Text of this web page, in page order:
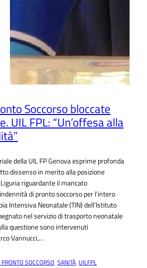
Soccorso bloccate
UIL FPL: “Un’offesa alla
della UIL FP Genova esprime profonda
dissenso in merito alla posizione
riguardante il mancato
di pronto soccorso per l’intero
Intensiva Neonatale (TIN) dell’Istituto
nel servizio di trasporto neonatale
questione sono intervenuti
Vannucci,…
SOCCORSO, SANITÀ, UILFPL